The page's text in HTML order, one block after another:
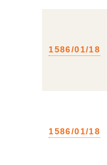
1586/01/18
1586/01/18